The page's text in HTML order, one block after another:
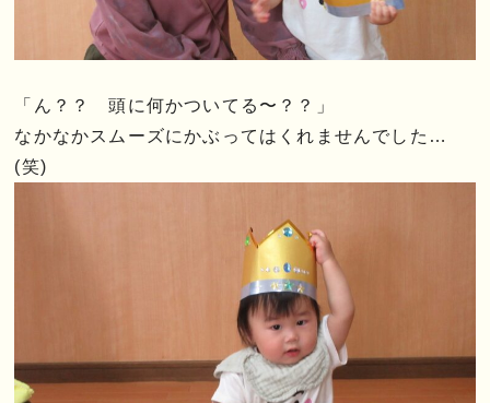
「ん？？ 頭に何かついてる〜？？」
なかなかスムーズにかぶってはくれませんでした…
(笑)